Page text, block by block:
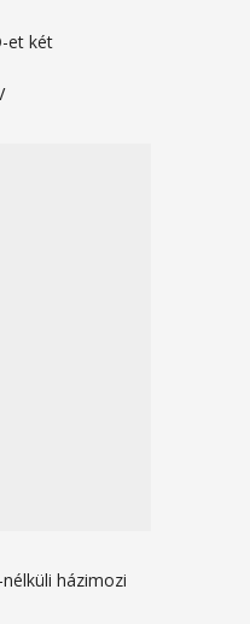
et két
házimozi